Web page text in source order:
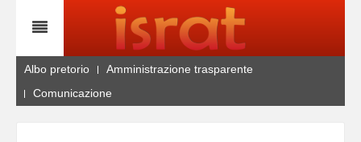
Albo pretorio
Amministrazione trasparente
Comunicazione